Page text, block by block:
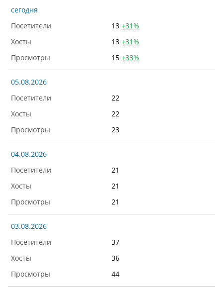
сегодня
13 +31%
13 +31%
15 +33%
05.08.2026
22
22
23
04.08.2026
21
21
21
03.08.2026
37
36
44